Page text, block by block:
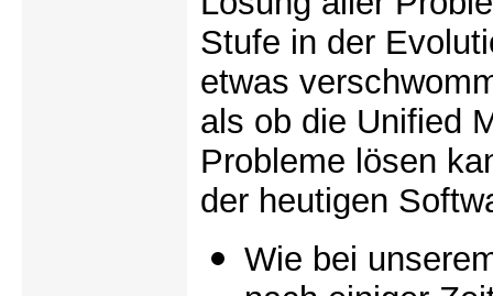
Stufe in der
etwas
als ob die Unified
Probleme lösen
der heutigen
Wie bei